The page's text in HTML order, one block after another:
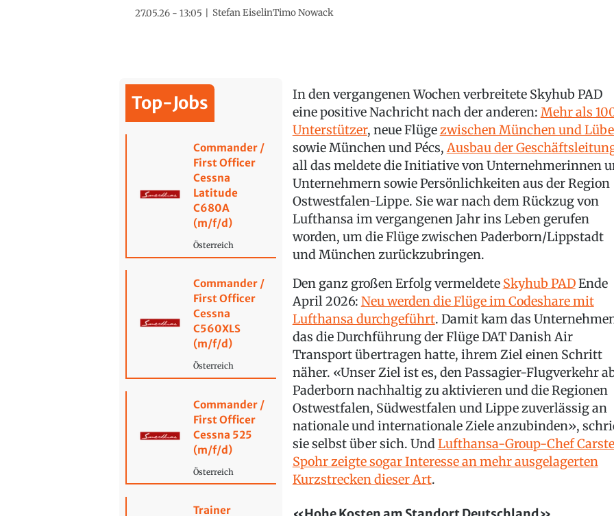
27.05.26 - 13:05 Stefan EiselinTimo Nowack
Top-Jobs
Commander /
First Officer
Cessna
Latitude
C680A
(m/f/d)
Österreich
Commander /
First Officer
Cessna
C560XLS
(m/f/d)
Österreich
Commander /
First Officer
Cessna 525
(m/f/d)
Österreich
Trainer
In den vergangenen Wochen verbreitete Skyhub PAD
eine positive Nachricht nach der anderen: Mehr als
Unterstützer, neue Flügezwischen München und
sowie München und Pécs,Ausbau der
all das meldete die Initiative von Unternehmerinnen
Unternehmern sowie Persönlichkeiten aus der Region
Ostwestfalen-Lippe. Sie war nach dem Rückzug von
Lufthansa im vergangenen Jahr ins Leben gerufen
worden, um die Flüge zwischen Paderborn/Lippstadt
und München zurückzubringen.
Den ganz großen Erfolg vermeldete Skyhub PADEnde
April 2026: Neu werden die Flüge im Codeshare mit
Lufthansa durchgeführt. Damit kam das
das die Durchführung der Flüge DAT Danish Air
Transport übertragen hatte, ihrem Ziel einen Schritt
näher. «Unser Ziel ist es, den Passagier-Flugverkehr
Paderborn nachhaltig zu aktivieren und die Regionen
Ostwestfalen, Südwestfalen und Lippe zuverlässig an
nationale und internationale Ziele anzubinden»,
sie selbst über sich. UndLufthansa-Group-Chef
Spohr zeigte sogar Interesse an mehr ausgelagerten
Kurzstrecken dieser Art.